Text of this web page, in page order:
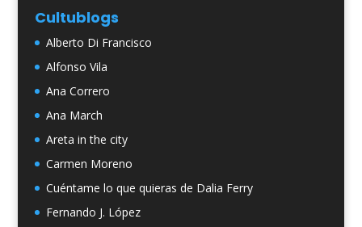
Cultublogs
Alberto Di Francisco
Alfonso Vila
Ana Correro
Ana March
Areta in the city
Carmen Moreno
Cuéntame lo que quieras de Dalia Ferry
Fernando J. López